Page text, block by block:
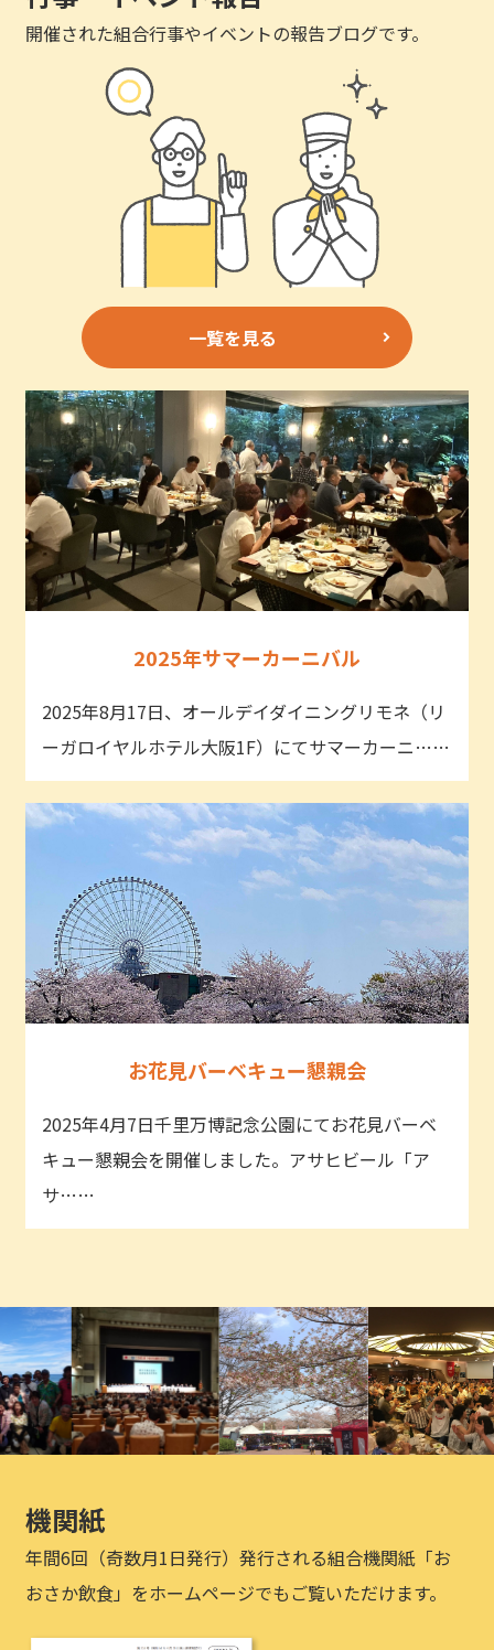
開催された組合行事やイベントの報告ブログです。
一覧を見る
2025年サマーカーニバル
2025年8月17日、オールデイダイニングリモネ（リ
ーガロイヤルホテル大阪1F）にてサマーカーニ……
お花見バーベキュー懇親会
2025年4月7日千里万博記念公園にてお花見バーベ
キュー懇親会を開催しました。アサヒビール「ア
サ……
機関紙
年間6回（奇数月1日発行）発行される組合機関紙「お
おさか飲食」をホームページでもご覧いただけます。